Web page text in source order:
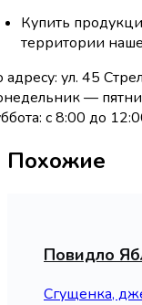
Купить
территории
адресу: ул. 45
—
с 8:00 до
Похожие
Повидло
Сгущенка,